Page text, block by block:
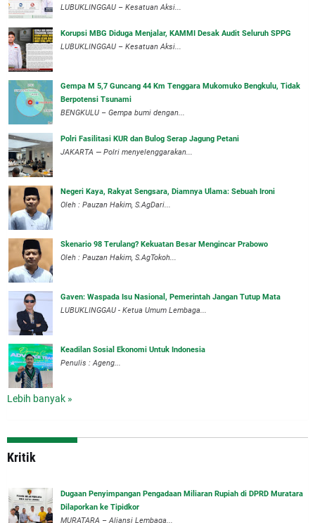
‎LUBUKLINGGAU – Kesatuan Aksi...
Korupsi MBG Diduga Menjalar, KAMMI Desak Audit Seluruh SPPG
‎LUBUKLINGGAU – Kesatuan Aksi...
Gempa M 5,7 Guncang 44 Km Tenggara Mukomuko Bengkulu, Tidak
Berpotensi Tsunami
BENGKULU – Gempa bumi dengan...
Polri Fasilitasi KUR dan Bulog Serap Jagung Petani
JAKARTA — Polri menyelenggarakan...
Negeri Kaya, Rakyat Sengsara, Diamnya Ulama: Sebuah Ironi
Oleh : Pauzan Hakim, S.AgDari...
Skenario 98 Terulang? Kekuatan Besar Mengincar Prabowo
Oleh : Pauzan Hakim, S.AgTokoh...
Gaven: Waspada Isu Nasional, Pemerintah Jangan Tutup Mata
LUBUKLINGGAU - Ketua Umum Lembaga...
Keadilan Sosial Ekonomi Untuk Indonesia
Penulis : Ageng...
Lebih banyak »
Kritik
‎Dugaan Penyimpangan Pengadaan Miliaran Rupiah di DPRD Muratara
Dilaporkan ke Tipidkor
‎MURATARA – Aliansi Lembaga...